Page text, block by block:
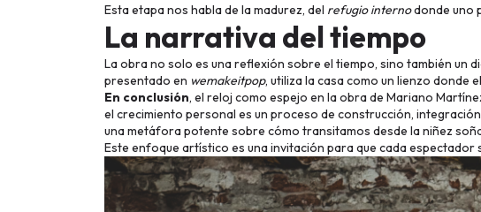
Esta etapa nos habla de la madurez, del refugio internodonde uno
La narrativa del tiempo
La obra no solo es una reflexión sobre el tiempo, sino también
presentado en wemakeitpop, utiliza la casa como un lienzo donde
En conclusión, el reloj como espejo en la obra de Mariano
el crecimiento personal es un proceso de construcción,
una metáfora potente sobre cómo transitamos desde la niñez
Este enfoque artístico es una invitación para que cada